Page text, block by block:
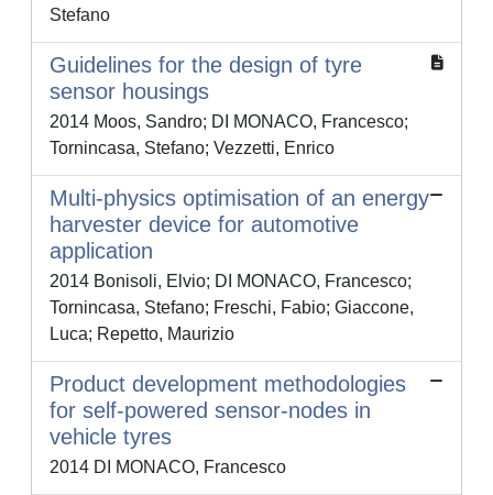
Stefano
Guidelines for the design of tyre
sensor housings
2014 Moos, Sandro; DI MONACO, Francesco;
Tornincasa, Stefano; Vezzetti, Enrico
Multi-physics optimisation of an energy
harvester device for automotive
application
2014 Bonisoli, Elvio; DI MONACO, Francesco;
Tornincasa, Stefano; Freschi, Fabio; Giaccone,
Luca; Repetto, Maurizio
Product development methodologies
for self-powered sensor-nodes in
vehicle tyres
2014 DI MONACO, Francesco